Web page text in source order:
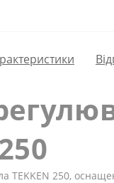
TEKKEN 250,